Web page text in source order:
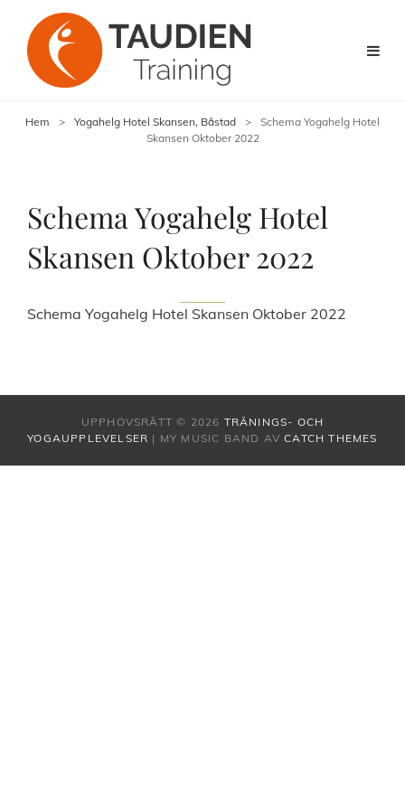
Hem > Yogahelg Hotel Skansen, Båstad >
Schema Yogahelg Hotel
Skansen Oktober 2022
Schema Yogahelg Hotel
Skansen Oktober 2022
Schema Yogahelg Hotel Skansen Oktober 2022
UPPHOVSRÄTT © 2026 TRÄNINGS- OCH
YOGAUPPLEVELSER | MY MUSIC BAND AVCATCH THEMES